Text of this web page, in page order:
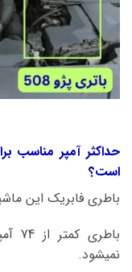
است؟
باطری فابریک این ماشین 74 آمپر
نمیشود.